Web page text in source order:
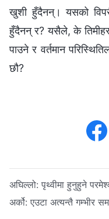
खुशी हुँदैनन्। यसको
हुँदैनन् र? यसैले, के
पाउने र वर्तमान
छौ?
अघिल्लो: पृथ्वीमा हुनुहुने
अर्को: एउटा अत्यन्तै गम्भीर